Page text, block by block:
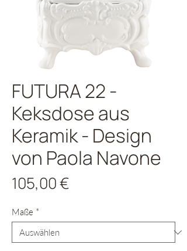
FUTURA 22 -
Keksdose aus
Keramik - Design
von Paola Navone
105,00 €
Maße *